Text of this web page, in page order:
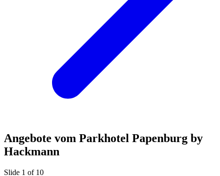
Angebote vom Parkhotel Papenburg by
Hackmann
Slide 1 of 10